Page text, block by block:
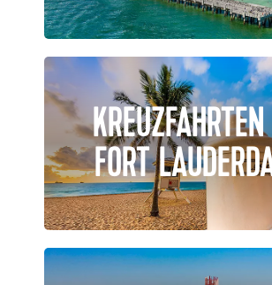
FORT